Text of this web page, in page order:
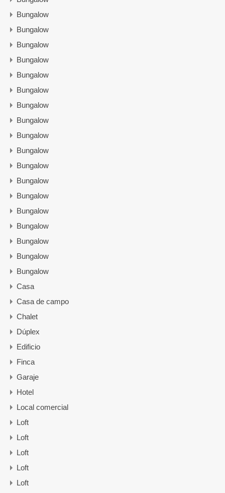
Bungalow
Bungalow
Bungalow
Bungalow
Bungalow
Bungalow
Bungalow
Bungalow
Bungalow
Bungalow
Bungalow
Bungalow
Bungalow
Bungalow
Bungalow
Bungalow
Bungalow
Bungalow
Casa
Casa de campo
Chalet
Dúplex
Edificio
Finca
Garaje
Hotel
Local comercial
Loft
Loft
Loft
Loft
Loft